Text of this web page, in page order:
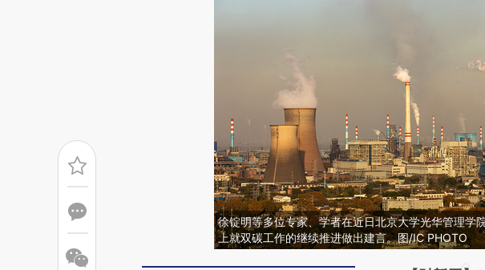
徐锭明等多位专家、学者在近日北京大学光华管理学
上就双碳工作的继续推进做出建言。图/IC PHOTO